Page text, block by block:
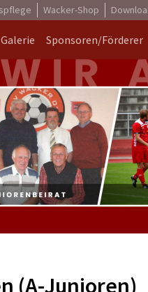
Wacker-Shop
Galerie Sponsoren/Förderer
(A-Junioren)